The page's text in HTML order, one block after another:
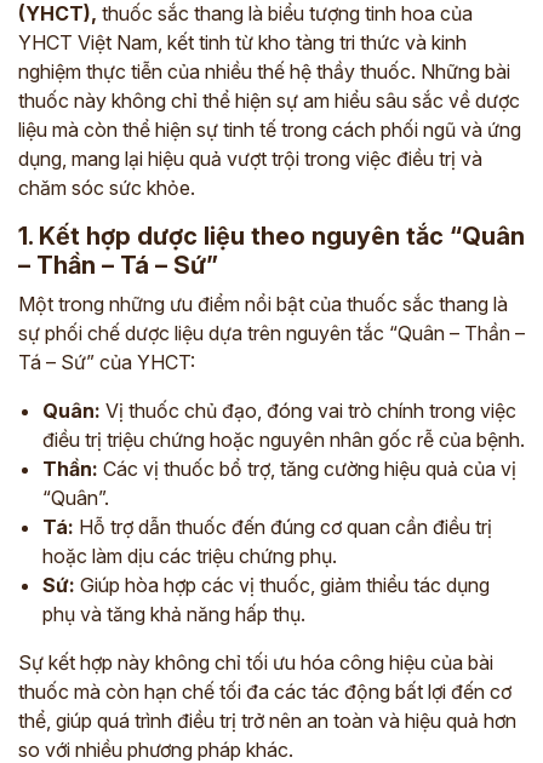
(YHCT), thuốc sắc thang là biểu tượng tinh hoa của
YHCT Việt Nam, kết tinh từ kho tàng tri thức và kinh
nghiệm thực tiễn của nhiều thế hệ thầy thuốc. Những bài
thuốc này không chỉ thể hiện sự am hiểu sâu sắc về dược
liệu mà còn thể hiện sự tinh tế trong cách phối ngũ và ứng
dụng, mang lại hiệu quả vượt trội trong việc điều trị và
chăm sóc sức khỏe.
1. Kết hợp dược liệu theo nguyên tắc “Quân
– Thần – Tá – Sứ”
Một trong những ưu điểm nổi bật của thuốc sắc thang là
sự phối chế dược liệu dựa trên nguyên tắc “Quân – Thần –
Tá – Sứ” của YHCT:
Quân: Vị thuốc chủ đạo, đóng vai trò chính trong việc
điều trị triệu chứng hoặc nguyên nhân gốc rễ của bệnh.
Thần: Các vị thuốc bổ trợ, tăng cường hiệu quả của vị
“Quân”.
Tá: Hỗ trợ dẫn thuốc đến đúng cơ quan cần điều trị
hoặc làm dịu các triệu chứng phụ.
Sứ: Giúp hòa hợp các vị thuốc, giảm thiểu tác dụng
phụ và tăng khả năng hấp thụ.
Sự kết hợp này không chỉ tối ưu hóa công hiệu của bài
thuốc mà còn hạn chế tối đa các tác động bất lợi đến cơ
thể, giúp quá trình điều trị trở nên an toàn và hiệu quả hơn
so với nhiều phương pháp khác.